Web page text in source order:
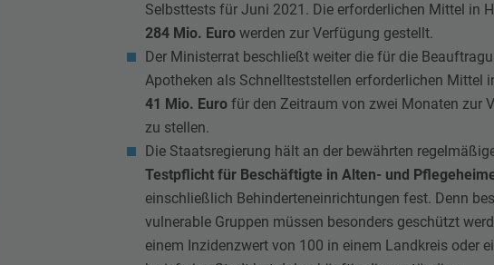
Selbsttests für Juni 2021. Die erforderlichen Mittel in
284 Mio. Euro werden zur Verfügung gestellt.
Der Ministerrat beschließt weiter die für die
Apotheken als Schnellteststellen erforderlichen Mittel
41 Mio. Euro für den Zeitraum von zwei Monaten zur
zu stellen.
Die Staatsregierung hält an der bewährten
Testpflicht für Beschäftigte in Alten- und
einschließlich Behinderteneinrichtungen fest. Denn
vulnerable Gruppen müssen besonders geschützt
einem Inzidenzwert von 100 in einem Landkreis oder